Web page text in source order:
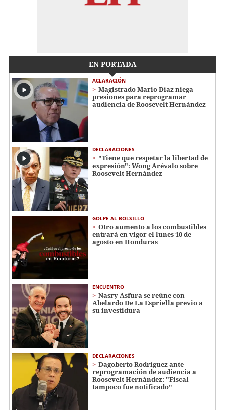
EN PORTADA
ACLARACIÓN
Magistrado Mario Díaz niega
presiones para reprogramar
audiencia de Roosevelt Hernández
DECLARACIONES
"Tiene que respetar la libertad de
expresión": Wong Arévalo sobre
Roosevelt Hernández
GOLPE AL BOLSILLO
Otro aumento a los combustibles
entrará en vigor el lunes 10 de
agosto en Honduras
ENCUENTRO
Nasry Asfura se reúne con
Abelardo De La Espriella previo a
su investidura
DECLARACIONES
Dagoberto Rodríguez ante
reprogramación de audiencia a
Roosevelt Hernández: "Fiscal
tampoco fue notificado"